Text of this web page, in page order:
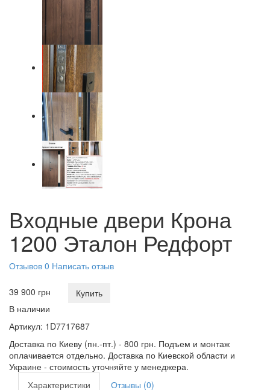
Входные двери Крона
1200 Эталон Редфорт
Отзывов 0 Написать отзыв
39 900 грн
Купить
В наличии
Артикул: 1D7717687
Доставка по Киеву (пн.-пт.) - 800 грн. Подъем и монтаж
оплачивается отдельно. Доставка по Киевской области и
Украине - стоимость уточняйте у менеджера.
Характеристики
Отзывы (0)